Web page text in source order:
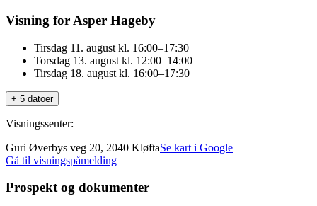
Visning for Asper Hageby
Tirsdag 11. august kl. 16:00–17:30
Torsdag 13. august kl. 12:00–14:00
Tirsdag 18. august kl. 16:00–17:30
+ 5 datoer
Visningssenter:
Guri Øverbys veg 20, 2040 KløftaSe kart i Google
Gå til visningspåmelding
Prospekt og dokumenter